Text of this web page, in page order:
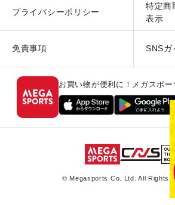
プライバシーポリシー
特定商
表示
免責事項 SNSガ
お買い物が便利に！メガスポー
© Megasports Co. Ltd. All Rights